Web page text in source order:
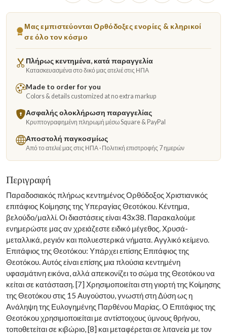
Μας εμπιστεύονται Ορθόδοξες ενορίες & κληρικοί
σε όλο τον κόσμο
Πλήρως κεντημένα, κατά παραγγελία
Κατασκευασμένα στο δικό μας ατελιέ στις ΗΠΑ
Made to order for you
Colors & details customized at no extra markup
Ασφαλής ολοκλήρωση παραγγελίας
Κρυπτογραφημένη πληρωμή μέσω Square & PayPal
Αποστολή παγκοσμίως
Από το ατελιέ μας στις ΗΠΑ · Πολιτική επιστροφής 7 ημερών
Περιγραφή
Παραδοσιακός πλήρως κεντημένος Ορθόδοξος Χριστιανικός
επιτάφιος Κοίμησης της Υπεραγίας Θεοτόκου. Κέντημα,
βελούδο/μαλλί. Οι διαστάσεις είναι 43x38. Παρακαλούμε
ενημερώστε μας αν χρειάζεστε ειδικό μέγεθος. Χρυσά-
μεταλλικά, ρεγιόν και πολυεστερικά νήματα. Αγγλικό κείμενο.
Επιτάφιος της Θεοτόκου: Υπάρχει επίσης Επιτάφιος της
Θεοτόκου. Αυτός είναι επίσης μια πλούσια κεντημένη
υφασμάτινη εικόνα, αλλά απεικονίζει το σώμα της Θεοτόκου να
κείται σε κατάσταση. [7] Χρησιμοποιείται στη γιορτή της Κοίμησης
της Θεοτόκου στις 15 Αυγούστου, γνωστή στη Δύση ως η
Ανάληψη της Ευλογημένης Παρθένου Μαρίας. Ο Επιτάφιος της
Θεοτόκου χρησιμοποιείται με αντίστοιχους ύμνους θρήνου,
τοποθετείται σε κιβώριο, [8] και μεταφέρεται σε λιτανεία με τον